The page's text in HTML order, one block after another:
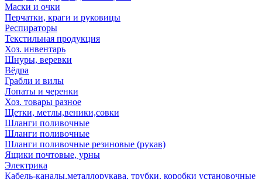
Маски и очки
Перчатки, краги и руковицы
Респираторы
Текстильная продукция
Хоз. инвентарь
Шнуры, веревки
Вёдра
Грабли и вилы
Лопаты и черенки
Хоз. товары разное
Щетки, метлы,веники,совки
Шланги поливочные
Шланги поливочные
Шланги поливочные резиновые (рукав)
Ящики почтовые, урны
Электрика
Кабель-каналы,металлорукава, трубки, коробки установочные